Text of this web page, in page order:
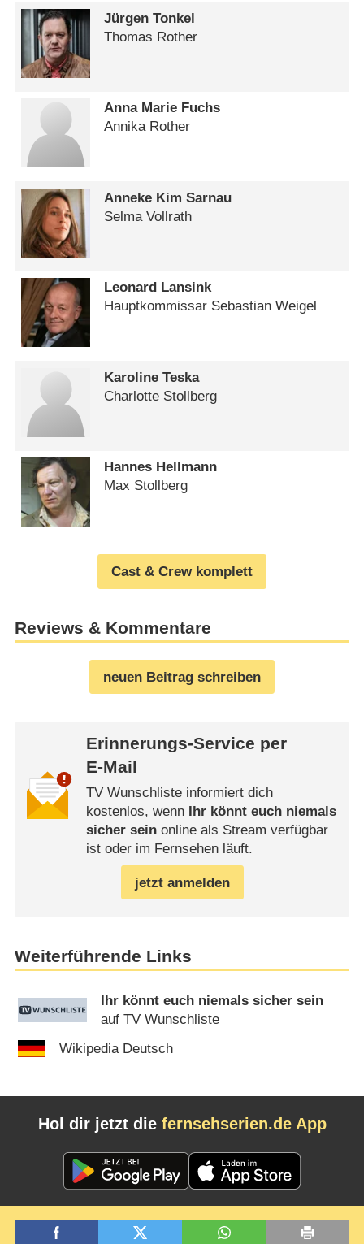
Jürgen Tonkel
Thomas Rother
Anna Marie Fuchs
Annika Rother
Anneke Kim Sarnau
Selma Vollrath
Leonard Lansink
Hauptkommissar Sebastian Weigel
Karoline Teska
Charlotte Stollberg
Hannes Hellmann
Max Stollberg
Cast & Crew komplett
Reviews & Kommentare
neuen Beitrag schreiben
Erinnerungs-Service per
E-Mail
TV Wunschliste informiert dich
kostenlos, wenn
Ihr könnt euch niemals
sicher seinonline als Stream verfügbar
ist oder im Fernsehen läuft.
jetzt anmelden
Weiterführende Links
Ihr könnt euch niemals sicher sein
auf TV Wunschliste
Wikipedia Deutsch
Hol dir jetzt die fernsehserien.de App